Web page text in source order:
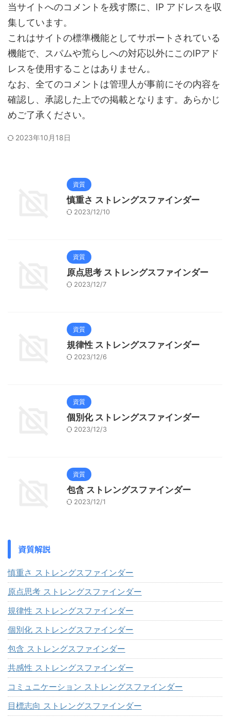
当サイトへのコメントを残す際に、IP アドレスを収
集しています。
これはサイトの標準機能としてサポートされている
機能で、スパムや荒らしへの対応以外にこのIPアド
レスを使用することはありません。
なお、全てのコメントは管理人が事前にその内容を
確認し、承認した上での掲載となります。あらかじ
めご了承ください。
2023年10月18日
資質
慎重さ ストレングスファインダー
2023/12/10
資質
原点思考 ストレングスファインダー
2023/12/7
資質
規律性 ストレングスファインダー
2023/12/6
資質
個別化 ストレングスファインダー
2023/12/3
資質
包含 ストレングスファインダー
2023/12/1
資質解説
慎重さ ストレングスファインダー
原点思考 ストレングスファインダー
規律性 ストレングスファインダー
個別化 ストレングスファインダー
包含 ストレングスファインダー
共感性 ストレングスファインダー
コミュニケーション ストレングスファインダー
目標志向 ストレングスファインダー